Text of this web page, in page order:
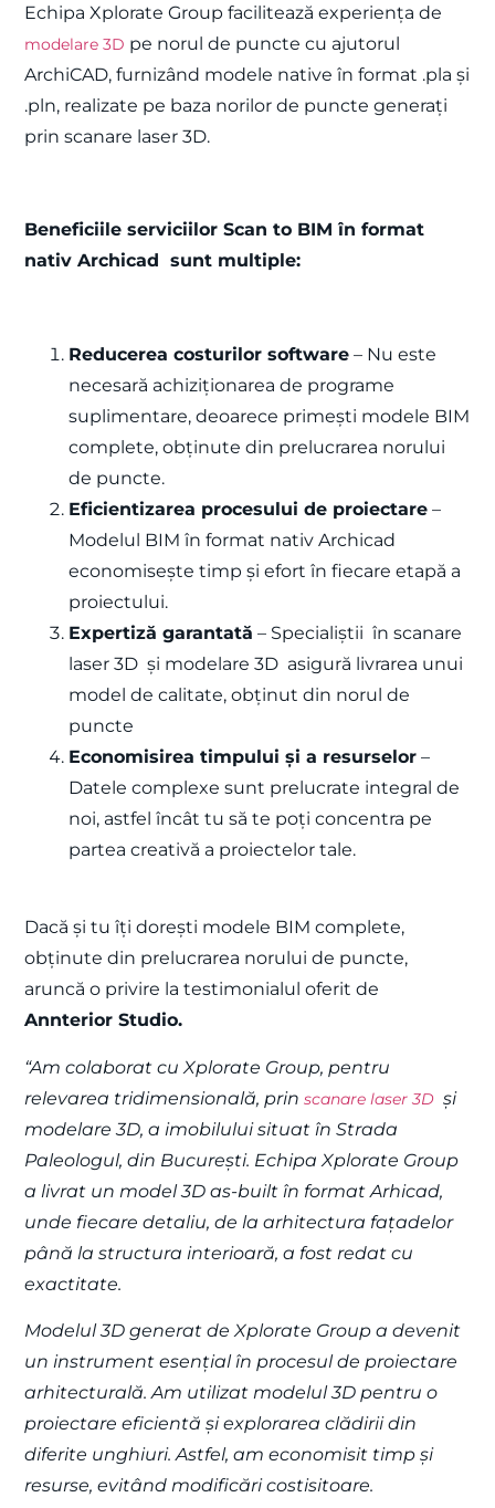
Echipa Xplorate Group facilitează experiența de
modelare 3D pe norul de puncte cu ajutorul
ArchiCAD, furnizând modele native în format .pla și
.pln, realizate pe baza norilor de puncte generați
prin scanare laser 3D.
Beneficiile serviciilor Scan to BIM în format
nativ Archicad sunt multiple:
Reducerea costurilor software – Nu este
necesară achiziționarea de programe
suplimentare, deoarece primești modele BIM
complete, obținute din prelucrarea norului
de puncte.
Eficientizarea procesului de proiectare –
Modelul BIM în format nativ Archicad
economisește timp și efort în fiecare etapă a
proiectului.
Expertiză garantată – Specialiștii în scanare
laser 3D și modelare 3D asigură livrarea unui
model de calitate, obținut din norul de
puncte
Economisirea timpului și a resurselor –
Datele complexe sunt prelucrate integral de
noi, astfel încât tu să te poți concentra pe
partea creativă a proiectelor tale.
Dacă și tu îți dorești modele BIM complete,
obținute din prelucrarea norului de puncte,
aruncă o privire la testimonialul oferit de
Annterior Studio.
“Am colaborat cu Xplorate Group, pentru
relevarea tridimensională, prinscanare laser 3D și
modelare 3D, a imobilului situat în Strada
Paleologul, din București. Echipa Xplorate Group
a livrat un model 3D as-built în format Arhicad,
unde fiecare detaliu, de la arhitectura fațadelor
până la structura interioară, a fost redat cu
exactitate.
Modelul 3D generat de Xplorate Group a devenit
un instrument esențial în procesul de proiectare
arhitecturală. Am utilizat modelul 3D pentru o
proiectare eficientă și explorarea clădirii din
diferite unghiuri. Astfel, am economisit timp și
resurse, evitând modificări costisitoare.